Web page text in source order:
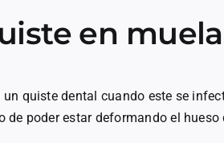
en
quiste dental cuando este se
poder estar deformando el hueso